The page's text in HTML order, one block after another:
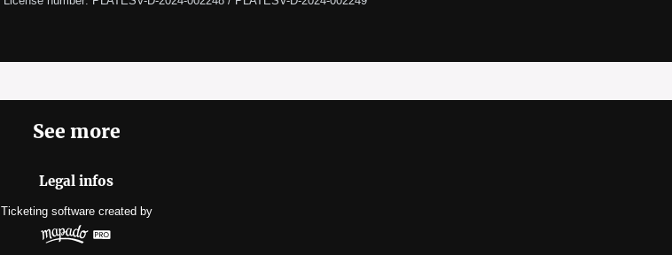
See more
Legal infos
Ticketing software created by